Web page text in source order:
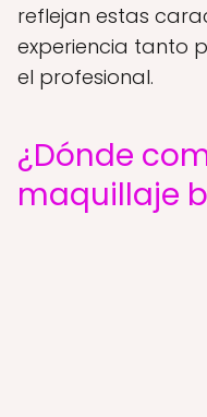
reflejan estas
experiencia tanto
el profesional.
¿Dónde
maquillaje